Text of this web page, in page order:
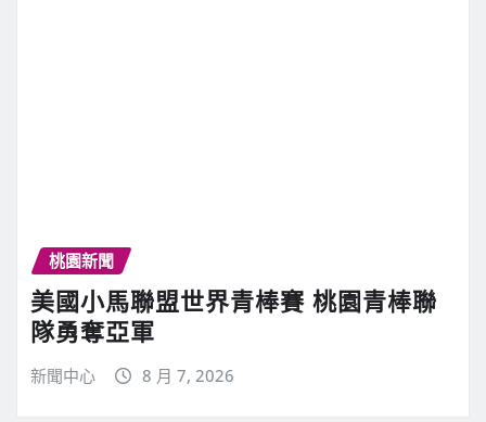
桃園新聞
美國小馬聯盟世界青棒賽 桃園青棒聯
隊勇奪亞軍
新聞中心 8 月 7, 2026